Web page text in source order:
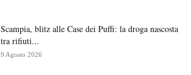
Scampia, blitz alle Case dei Puffi: la droga nascosta
tra rifiuti...
9 Agosto 2026